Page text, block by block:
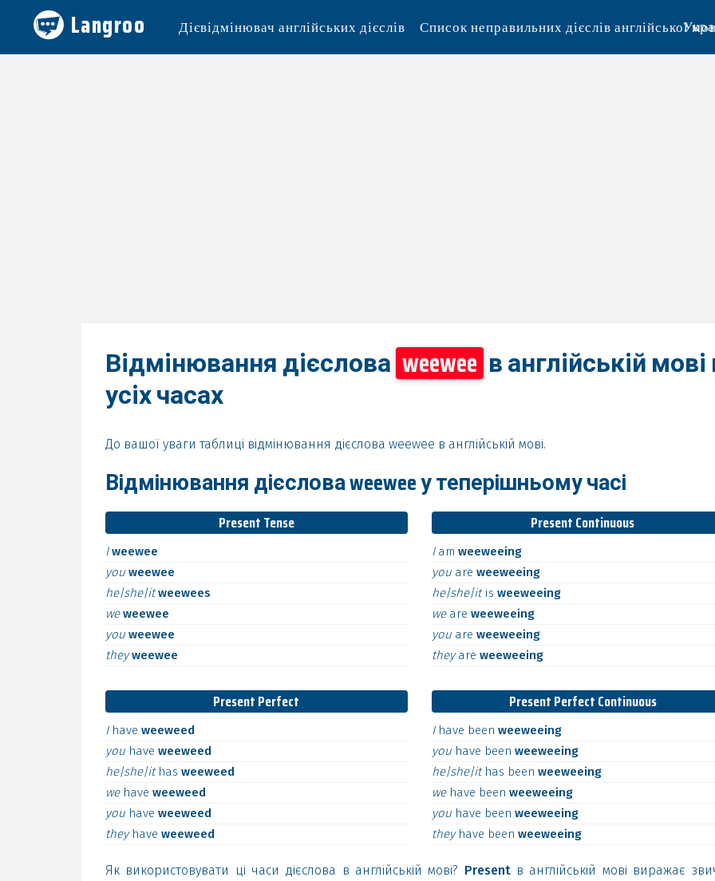
Langroo Дієвідмінювач англійських дієслів Список неправильних дієслів англійської
Відмінювання дієслова weewee в англійській мові
усіх часах
До вашої уваги таблиці відмінювання дієслова weewee в англійській мові.
Відмінювання дієслова weewee у теперішньому часі
Present Tense
Iweewee
you weewee
he|she|itweewees
weweewee
you weewee
theyweewee
Present Continuous
I am weeweeing
you are weeweeing
he|she|itis weeweeing
we are weeweeing
you are weeweeing
theyare weeweeing
Present Perfect
I have weeweed
you have weeweed
he|she|it has weeweed
we have weeweed
you have weeweed
they have weeweed
Present Perfect Continuous
I have been weeweeing
you have been weeweeing
he|she|it has been weeweeing
we have been weeweeing
you have been weeweeing
they have been weeweeing
Як використовувати ці часи дієслова в англійській мові? Presentв англійській мові виражає